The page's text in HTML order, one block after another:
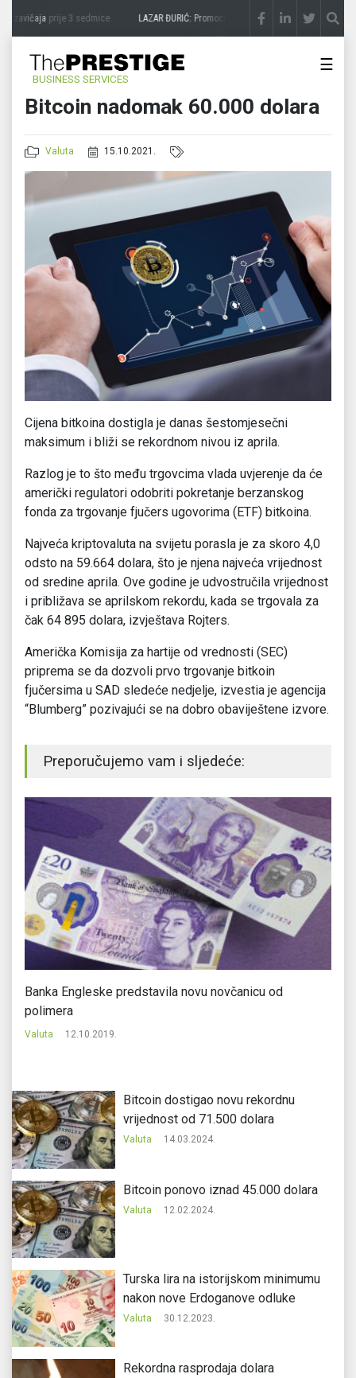
zavičajaprije 3 sedmice LAZAR ĐURIĆ: Promocija potencijal pretvara u destinaciju
BUSINESS SERVICES
☰
Bitcoin nadomak 60.000 dolara
Valuta 15.10.2021.
Cijena bitkoina dostigla je danas šestomjesečni
maksimum i bliži se rekordnom nivou iz aprila.
Razlog je to što među trgovcima vlada uvjerenje da će
američki regulatori odobriti pokretanje berzanskog
fonda za trgovanje fjučers ugovorima (ETF) bitkoina.
Najveća kriptovaluta na svijetu porasla je za skoro 4,0
odsto na 59.664 dolara, što je njena najveća vrijednost
od sredine aprila. Ove godine je udvostručila vrijednost
i približava se aprilskom rekordu, kada se trgovala za
čak 64 895 dolara, izvještava Rojters.
Američka Komisija za hartije od vrednosti (SEC)
priprema se da dozvoli prvo trgovanje bitkoin
fjučersima u SAD sledeće nedjelje, izvestia je agencija
“Blumberg” pozivajući se na dobro obaviještene izvore.
Preporučujemo vam i sljedeće:
Banka Engleske predstavila novu novčanicu od
polimera
Valuta 12.10.2019.
Bitcoin dostigao novu rekordnu
vrijednost od 71.500 dolara
Valuta 14.03.2024.
Bitcoin ponovo iznad 45.000 dolara
Valuta 12.02.2024.
Turska lira na istorijskom minimumu
nakon nove Erdoganove odluke
Valuta 30.12.2023.
Rekordna rasprodaja dolara